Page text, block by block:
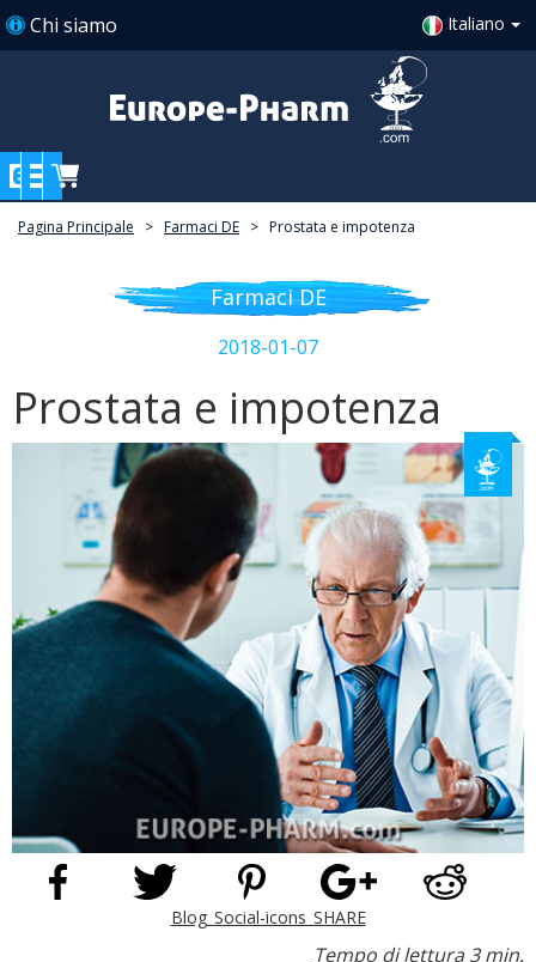
Chi siamo Italiano
Pagina Principale > Farmaci DE > Prostata e impotenza
Farmaci DE
2018-01-07
Prostata e impotenza
Blog_Social-icons_SHARE
Tempo di lettura 3 min.